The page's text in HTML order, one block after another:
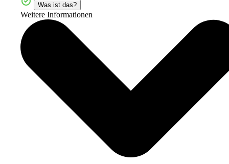
Was ist das?
Weitere Informationen